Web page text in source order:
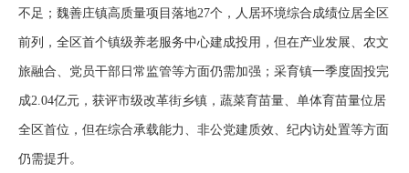
不足；魏善庄镇高质量项目落地27个，人居环境综合成绩位居全区
前列，全区首个镇级养老服务中心建成投用，但在产业发展、农文
旅融合、党员干部日常监管等方面仍需加强；采育镇一季度固投完
成2.04亿元，获评市级改革街乡镇，蔬菜育苗量、单体育苗量位居
全区首位，但在综合承载能力、非公党建质效、纪内访处置等方面
仍需提升。